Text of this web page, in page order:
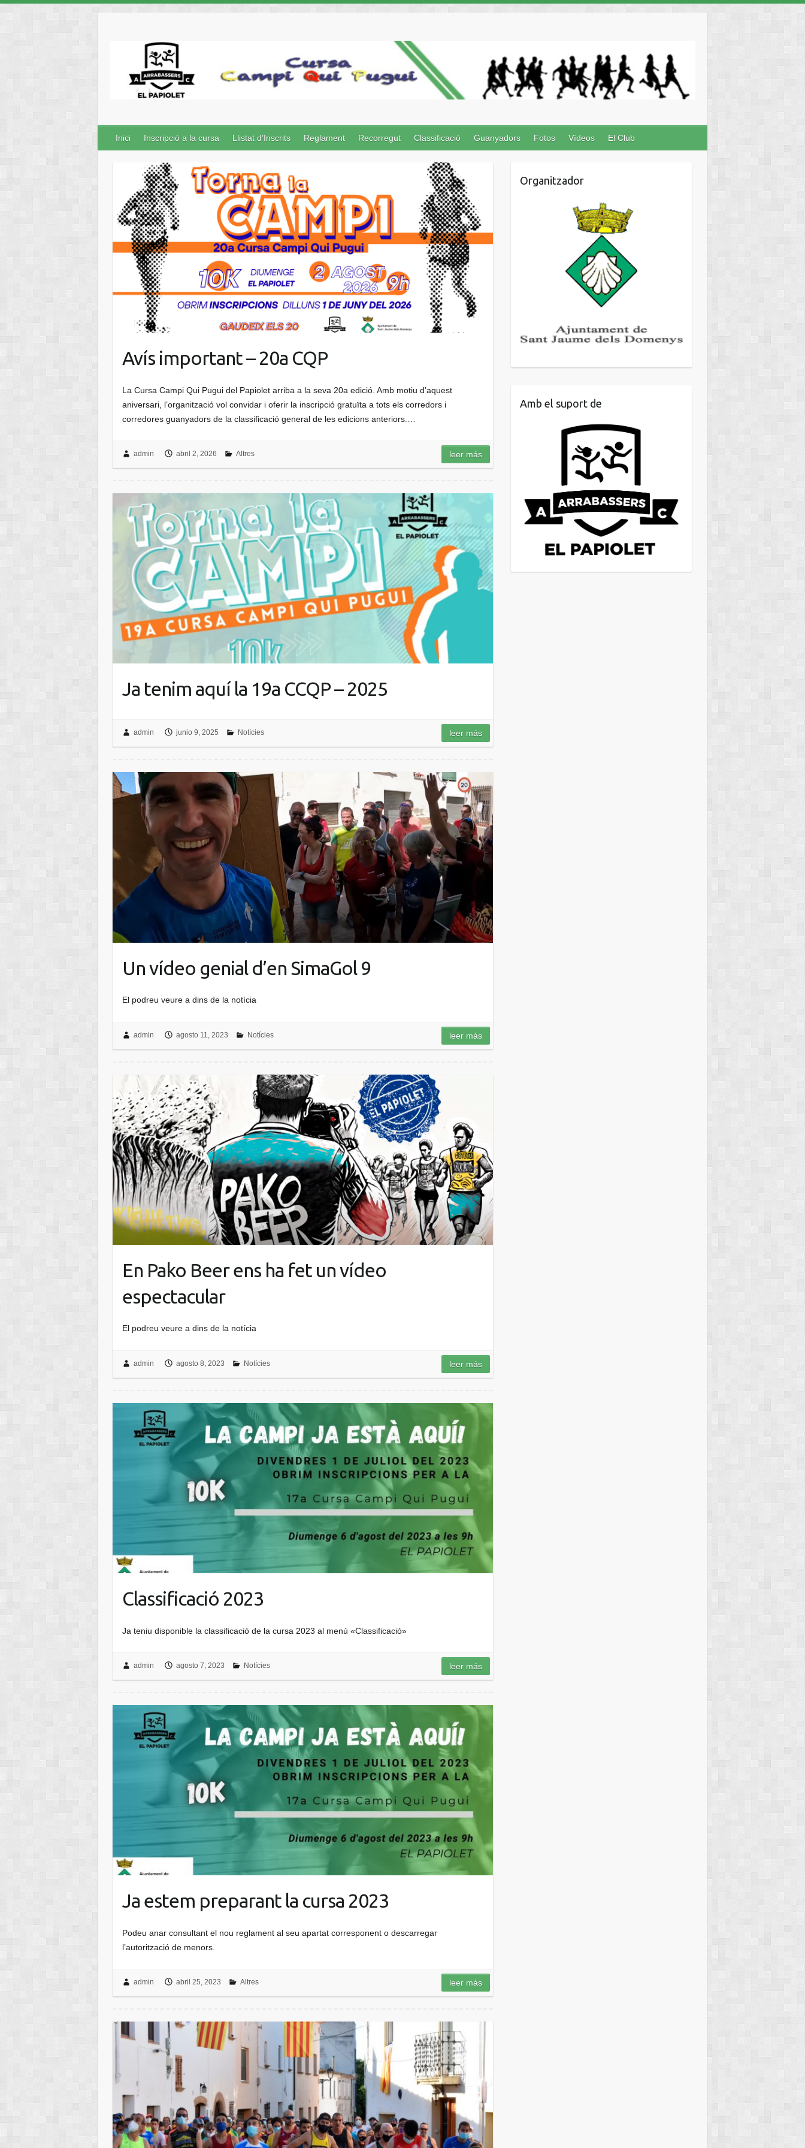
Inici Inscripció a la cursa Llistat d’Inscrits Reglament Recorregut Classificació Guanyadors Fotos Vídeos El Club
Avís important – 20a CQP
La Cursa Campi Qui Pugui del Papiolet arriba a la seva 20a edició. Amb motiu d’aquest
aniversari, l’organització vol convidar i oferir la inscripció gratuïta a tots els corredors i
corredores guanyadors de la classificació general de les edicions anteriors.…
admin abril 2, 2026 Altres leer más
Ja tenim aquí la 19a CCQP – 2025
admin junio 9, 2025 Notícies leer más
Un vídeo genial d’en SimaGol 9
El podreu veure a dins de la notícia
admin agosto 11, 2023 Notícies leer más
En Pako Beer ens ha fet un vídeo
espectacular
El podreu veure a dins de la notícia
admin agosto 8, 2023 Notícies leer más
Classificació 2023
Ja teniu disponible la classificació de la cursa 2023 al menú «Classificació»
admin agosto 7, 2023 Notícies leer más
Ja estem preparant la cursa 2023
Podeu anar consultant el nou reglament al seu apartat corresponent o descarregar
l’autorització de menors.
admin abril 25, 2023 Altres leer más
Organitzador
Amb el suport de